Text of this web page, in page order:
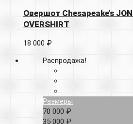
Овершот Chesapeake’s
OVERSHIRT
18 000 ₽
Распродажа!
Размеры
70 000 ₽
35 000 ₽